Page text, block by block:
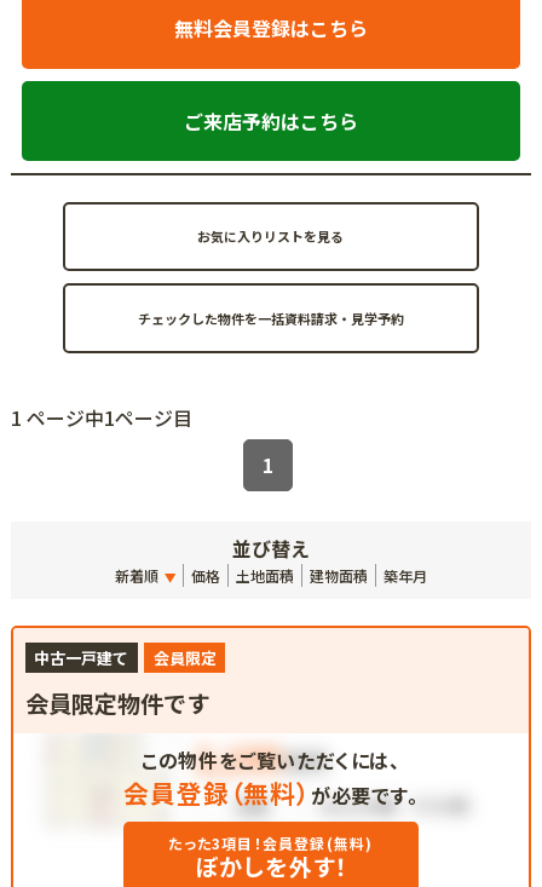
無料会員登録はこちら
ご来店予約はこちら
お気に入りリストを見る
1 ページ中1ページ目
1
並び替え
新着順 価格 土地面積 建物面積 築年月
中古一戸建て 会員限定
会員限定物件です
この物件をご覧いただくには、
会員登録（無料） が必要です。
たった3項目！会員登録(無料)
ぼかしを外す！